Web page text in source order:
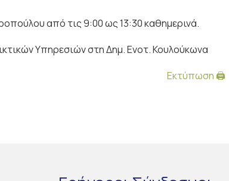
από τις 9:00 ως 13:30 καθημερινά.
Υπηρεσιών στη Δημ. Ενοτ. Κουλούκωνα
Εκτύπωση 🖨